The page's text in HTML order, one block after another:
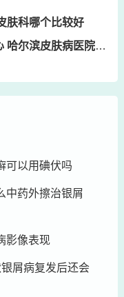
肤科哪个比较好
滨皮肤病医院名医介绍
可以用碘伏吗
中药外擦治银屑
影像表现
屑病复发后还会